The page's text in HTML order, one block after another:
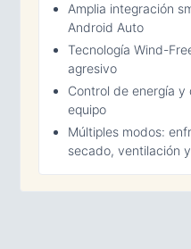
Amplia integración
Android Auto
Tecnología Wind-
agresivo
Control de energía
equipo
Múltiples modos:
secado, ventilación